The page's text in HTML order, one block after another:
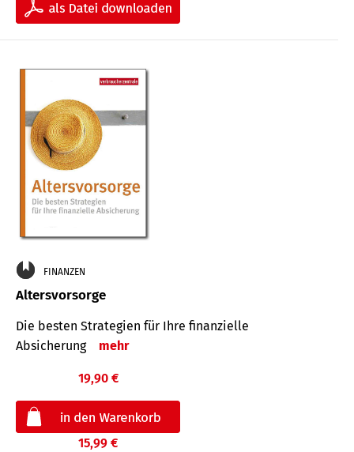
FINANZEN
Altersvorsorge
Die besten Strategien für Ihre finanzielle
Absicherung
mehr
19,90 €
15,99 €